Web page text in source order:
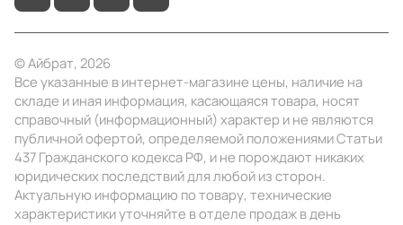
© Айбрат, 2026
Все указанные в интернет-магазине цены, наличие на
складе и иная информация, касающаяся товара, носят
справочный (информационный) характер и не являются
публичной офертой, определяемой положениями Статьи
437 Гражданского кодекса РФ, и не порождают никаких
юридических последствий для любой из сторон.
Актуальную информацию по товару, технические
характеристики уточняйте в отделе продаж в день